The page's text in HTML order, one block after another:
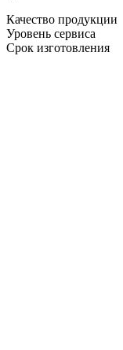
Качество продукции
Уровень сервиса
Срок изготовления